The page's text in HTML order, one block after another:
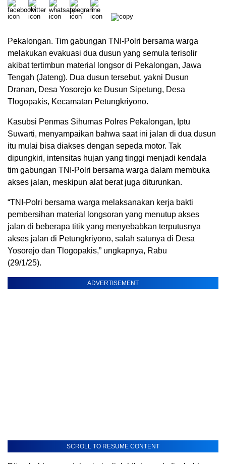
Pekalongan. Tim gabungan TNI-Polri bersama warga
melakukan evakuasi dua dusun yang semula terisolir
akibat tertimbun material longsor di Pekalongan, Jawa
Tengah (Jateng). Dua dusun tersebut, yakni Dusun
Dranan, Desa Yosorejo ke Dusun Sipetung, Desa
Tlogopakis, Kecamatan Petungkriyono.
Kasubsi Penmas Sihumas Polres Pekalongan, Iptu
Suwarti, menyampaikan bahwa saat ini jalan di dua dusun
itu mulai bisa diakses dengan sepeda motor. Tak
dipungkiri, intensitas hujan yang tinggi menjadi kendala
tim gabungan TNI-Polri bersama warga dalam membuka
akses jalan, meskipun alat berat juga diturunkan.
“TNI-Polri bersama warga melaksanakan kerja bakti
pembersihan material longsoran yang menutup akses
jalan di beberapa titik yang menyebabkan terputusnya
akses jalan di Petungkriyono, salah satunya di Desa
Yosorejo dan Tlogopakis,” ungkapnya, Rabu
(29/1/25).
ADVERTISEMENT
SCROLL TO RESUME CONTENT